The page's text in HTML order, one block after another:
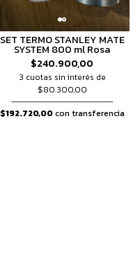
SET TERMO STANLEY MATE
SYSTEM 800 ml Rosa
$240.900,00
3 cuotas sin interés de
$80.300,00
$192.720,00con transferencia